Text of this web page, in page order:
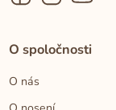
O spoločnosti
O nás